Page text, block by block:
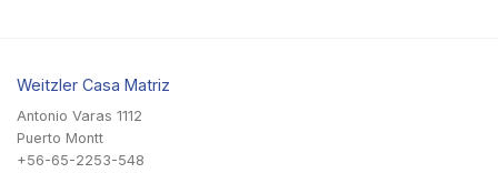
Weitzler Casa Matriz
Antonio Varas 1112
Puerto Montt
+56-65-2253-548